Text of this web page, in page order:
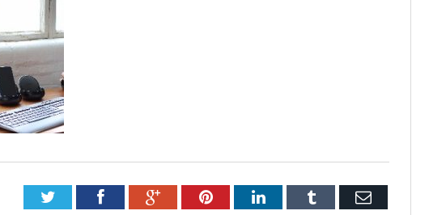
TwitterFacebookGoogle+PinterestLinkedInTumblr Email